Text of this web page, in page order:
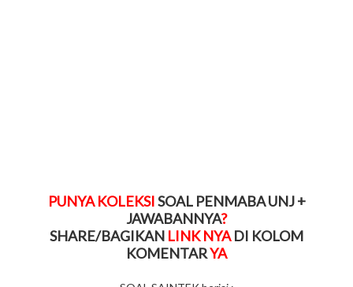
PUNYA KOLEKSISOAL PENMABA UNJ +
JAWABANNYA?
SHARE/BAGIKAN LINK NYADI KOLOM
KOMENTARYA